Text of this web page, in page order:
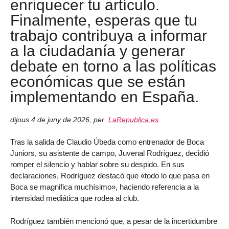
enriquecer tu artículo.
Finalmente, esperas que tu
trabajo contribuya a informar
a la ciudadanía y generar
debate en torno a las políticas
económicas que se están
implementando en España.
dijous 4 de juny de 2026 per LaRepublica.es
Tras la salida de Claudio Úbeda como entrenador de Boca
Juniors, su asistente de campo, Juvenal Rodríguez, decidió
romper el silencio y hablar sobre su despido. En sus
declaraciones, Rodríguez destacó que «todo lo que pasa en
Boca se magnifica muchísimo», haciendo referencia a la
intensidad mediática que rodea al club.
Rodríguez también mencionó que, a pesar de la incertidumbre